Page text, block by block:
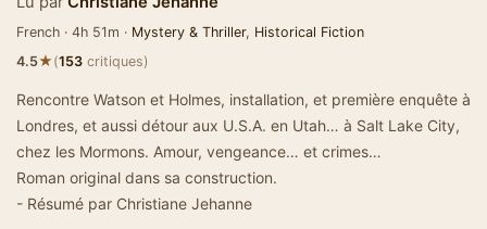
French · 4h 51m · Mystery & Thriller, Historical Fiction
4.5★(153 critiques)
Rencontre Watson et Holmes, installation, et première enquête à
Londres, et aussi détour aux U.S.A. en Utah… à Salt Lake City,
chez les Mormons. Amour, vengeance… et crimes…
Roman original dans sa construction.
- Résumé par Christiane Jehanne